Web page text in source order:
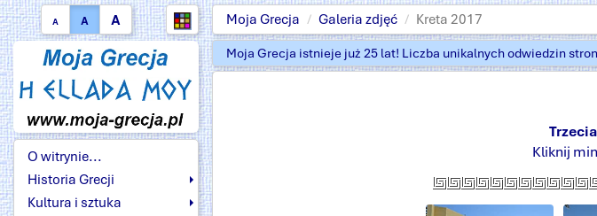
A A A Moja Grecja Galeria zdjęć Kreta 2017
O witrynie...
Historia Grecji
Kultura i sztuka
Moja Grecja istnieje już 25 lat! Liczba unikalnych odwiedzin
Kliknij